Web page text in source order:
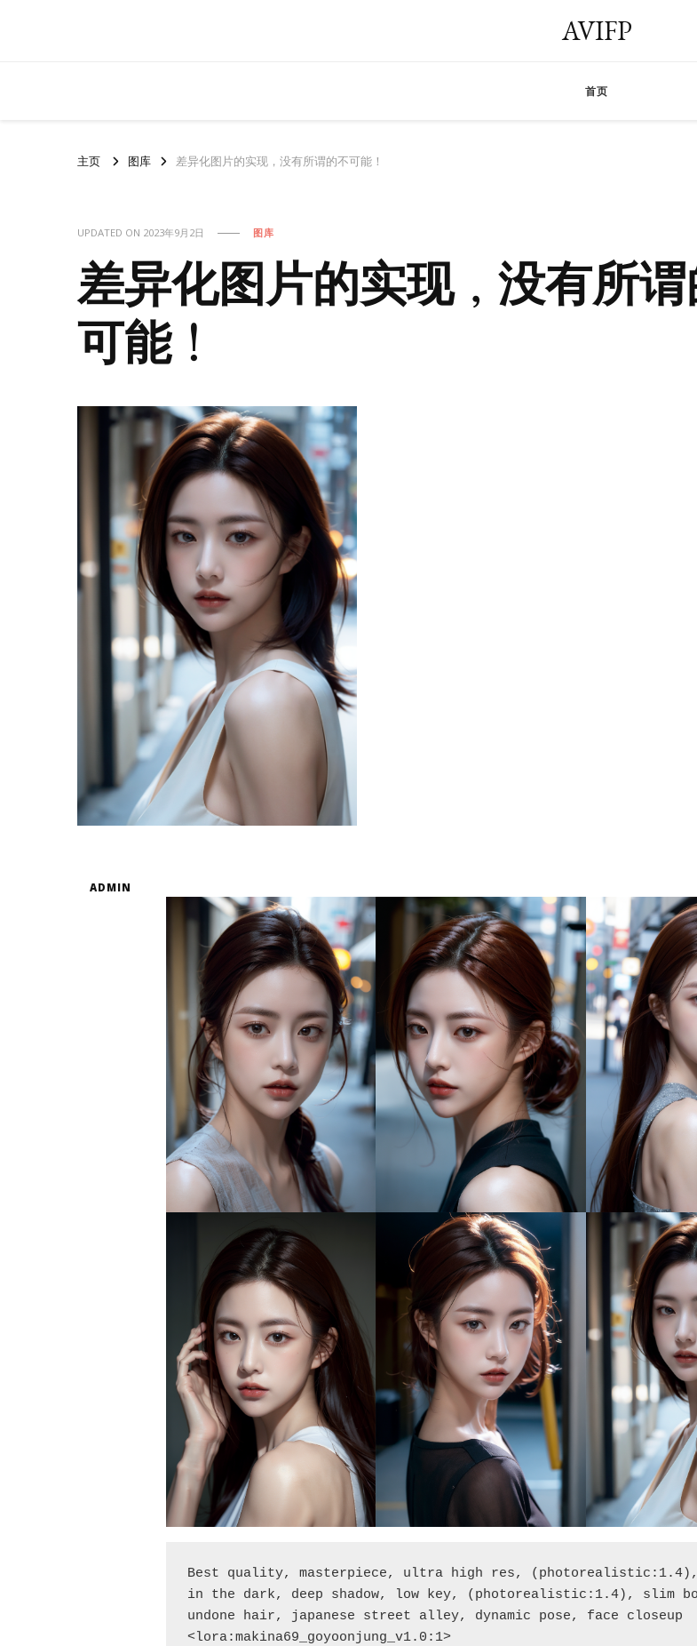
AVIFP
首页
主页 图库 差异化图片的实现，没有所谓的不可能！
UPDATED ON 2023年9月2日 图库
差异化图片的实现，没有所谓
可能！
ADMIN
Best quality, masterpiece, ultra high res,
in the dark, deep shadow, low key, (photorealistic:1.4), slim
undone hair, japanese street alley, dynamic pose, face closeup
<lora:makina69_goyoonjung_v1.0:1>